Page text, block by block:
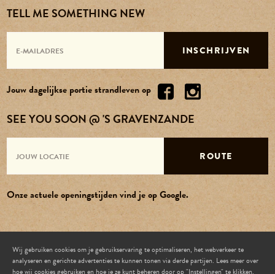
TELL ME SOMETHING NEW
INSCHRIJVEN
Jouw dagelijkse portie strandleven op
SEE YOU SOON @ 'S GRAVENZANDE
ROUTE
Onze actuele openingstijden vind je op Google.
ELEMENTS BEACH
Wij gebruiken cookies om je gebruikservaring te optimaliseren, het webverkeer te
analyseren en gerichte advertenties te kunnen tonen via derde partijen. Lees meer over
hoe wij cookies gebruiken en hoe je ze kunt beheren door op "Instellingen" te klikken.